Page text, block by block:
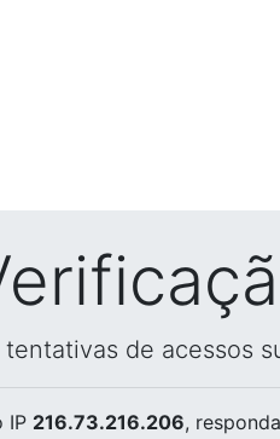
de acessos
IP 216.73.216.206,